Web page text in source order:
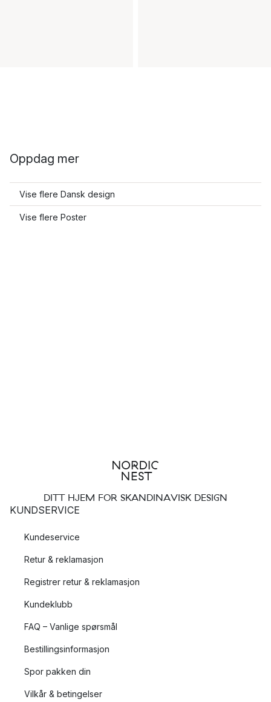
Oppdag mer
Vise flere Dansk design
Vise flere Poster
DITT HJEM FOR SKANDINAVISK DESIGN
KUNDSERVICE
Kundeservice
Retur & reklamasjon
Registrer retur & reklamasjon
Kundeklubb
FAQ – Vanlige spørsmål
Bestillingsinformasjon
Spor pakken din
Vilkår & betingelser